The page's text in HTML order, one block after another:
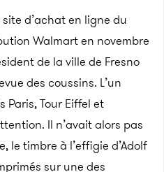
d’achat en ligne du
Walmart en novembre
de la ville de Fresno
des coussins. L’un
Paris, Tour Eiffel et
Il n’avait alors pas
le timbre à l’effigie d’Adolf
sur une des